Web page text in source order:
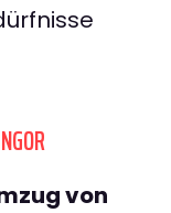
von